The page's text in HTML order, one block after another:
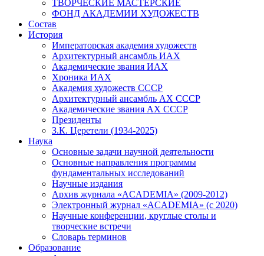
ТВОРЧЕСКИЕ МАСТЕРСКИЕ
ФОНД АКАДЕМИИ ХУДОЖЕСТВ
Состав
История
Императорская академия художеств
Архитектурный ансамбль ИАХ
Академические звания ИАХ
Хроника ИАХ
Академия художеств СССР
Архитектурный ансамбль АХ СССР
Академические звания АХ СССР
Президенты
З.К. Церетели (1934-2025)
Наука
Основные задачи научной деятельности
Основные направления программы
фундаментальных исследований
Научные издания
Архив журнала «ACADEMIA» (2009-2012)
Электронный журнал «ACADEMIA» (с 2020)
Научные конференции, круглые столы и
творческие встречи
Словарь терминов
Образование